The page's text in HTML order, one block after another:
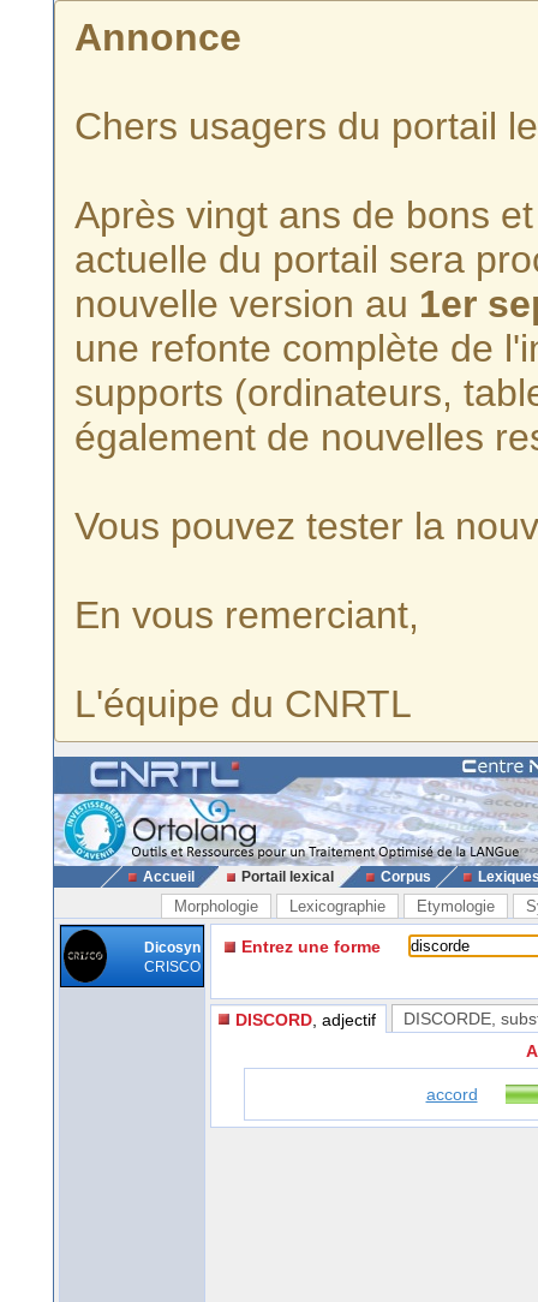
Annonce
Chers usagers du portail
Après vingt ans de bons
actuelle du portail sera
nouvelle version au 1er
une refonte complète de
supports (ordinateurs,
également de nouvelles
Vous pouvez tester la
En vous remerciant,
L'équipe du CNRTL
Accueil Portail lexical Corpus
Morphologie Lexicographie Etymologie
Dicosyn
CRISCO
Entrez une forme
DISCORD , adjectif DISCORDE,
accord